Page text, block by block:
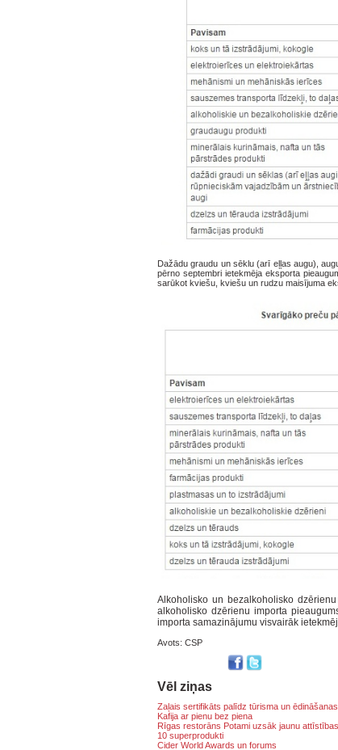
Dažādu graudu un sēklu (arī eļļas augu),
pērno septembri ietekmēja eksporta
sarūkot kviešu, kviešu un rudzu maisījuma
Alkoholisko un bezalkoholisko
alkoholisko dzērienu importa
importa samazinājumu visvairāk
Avots: CSP
Vēl ziņas
Zaļais sertifikāts palīdz tūrisma un
Kafija ar pienu bez piena
Rīgas restorāns Potami uzsāk jaunu
10 superprodukti
Cider World Awards un forums